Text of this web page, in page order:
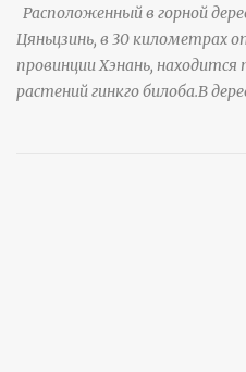
Расположенный в горной
Цяньцзинь, в 30 километрах
провинции Хэнань,
растений гинкго билоба.В